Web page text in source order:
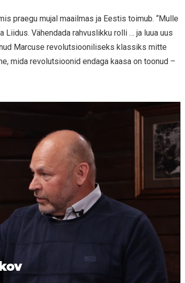
praegu mujal maailmas ja Eestis toimub. “Mulle
Vähendada rahvuslikku rolli … ja luua uus
Marcuse revolutsiooniliseks klassiks mitte
mida revolutsioonid endaga kaasa on toonud –